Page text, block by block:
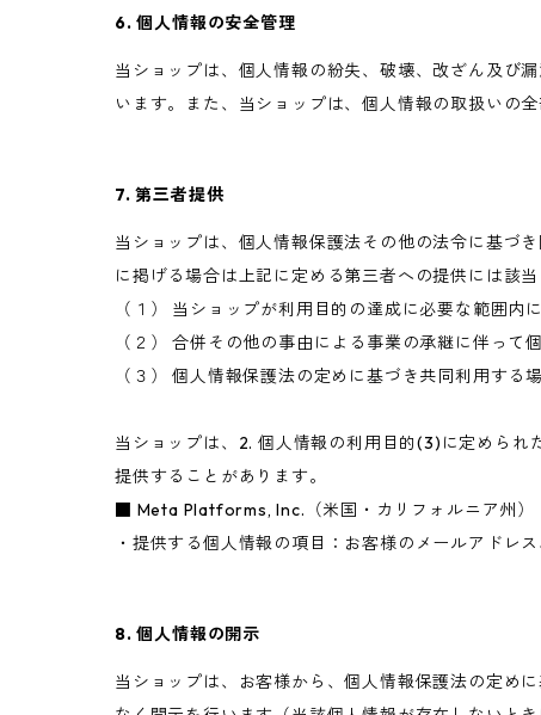
6. 個人情報の安全管理
当ショップは、個人情報の紛失、破壊、改ざん及び
います。また、当ショップは、個人情報の取扱いの
7. 第三者提供
当ショップは、個人情報保護法その他の法令に基づ
に掲げる場合は上記に定める第三者への提供には該当
（１） 当ショップが利用目的の達成に必要な範囲
（２） 合併その他の事由による事業の承継に伴って
（３） 個人情報保護法の定めに基づき共同利用する
当ショップは、2. 個人情報の利用目的(3)に定めら
提供することがあります。
■ Meta Platforms, Inc.（米国・カリフォルニア州）
・提供する個人情報の項目：お客様のメールアドレ
8. 個人情報の開示
当ショップは、お客様から、個人情報保護法の定め